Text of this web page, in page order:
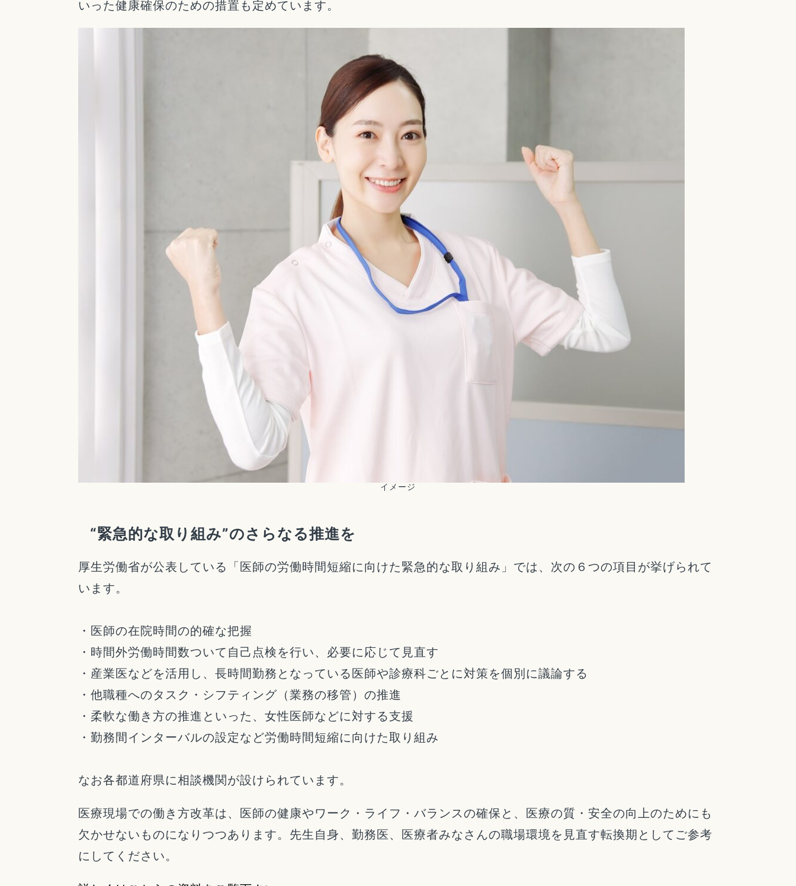
いった健康確保のための措置も定めています。
イメージ
“緊急的な取り組み”のさらなる推進を
厚生労働省が公表している「医師の労働時間短縮に向けた緊急的な取り組み」では、次の６つの項目が挙げられて
います。
・医師の在院時間の的確な把握
・時間外労働時間数ついて自己点検を行い、必要に応じて見直す
・産業医などを活用し、長時間勤務となっている医師や診療科ごとに対策を個別に議論する
・他職種へのタスク・シフティング（業務の移管）の推進
・柔軟な働き方の推進といった、女性医師などに対する支援
・勤務間インターバルの設定など労働時間短縮に向けた取り組み
なお各都道府県に相談機関が設けられています。
医療現場での働き方改革は、医師の健康やワーク・ライフ・バランスの確保と、医療の質・安全の向上のためにも
欠かせないものになりつつあります。先生自身、勤務医、医療者みなさんの職場環境を見直す転換期としてご参考
にしてください。